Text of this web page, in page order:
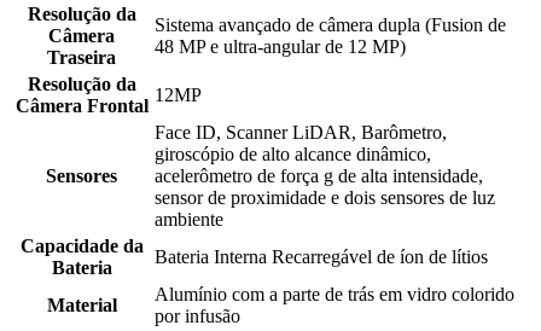
Resolução da
Câmera
Traseira
Sistema avançado de câmera dupla (Fusion de
48 MP e ultra-angular de 12 MP)
Resolução da
Câmera Frontal
12MP
Sensores
Face ID, Scanner LiDAR, Barômetro,
giroscópio de alto alcance dinâmico,
acelerômetro de força g de alta intensidade,
sensor de proximidade e dois sensores de luz
ambiente
Capacidade da
Bateria
Bateria Interna Recarregável de íon de lítios
Material
Alumínio com a parte de trás em vidro colorido
por infusão